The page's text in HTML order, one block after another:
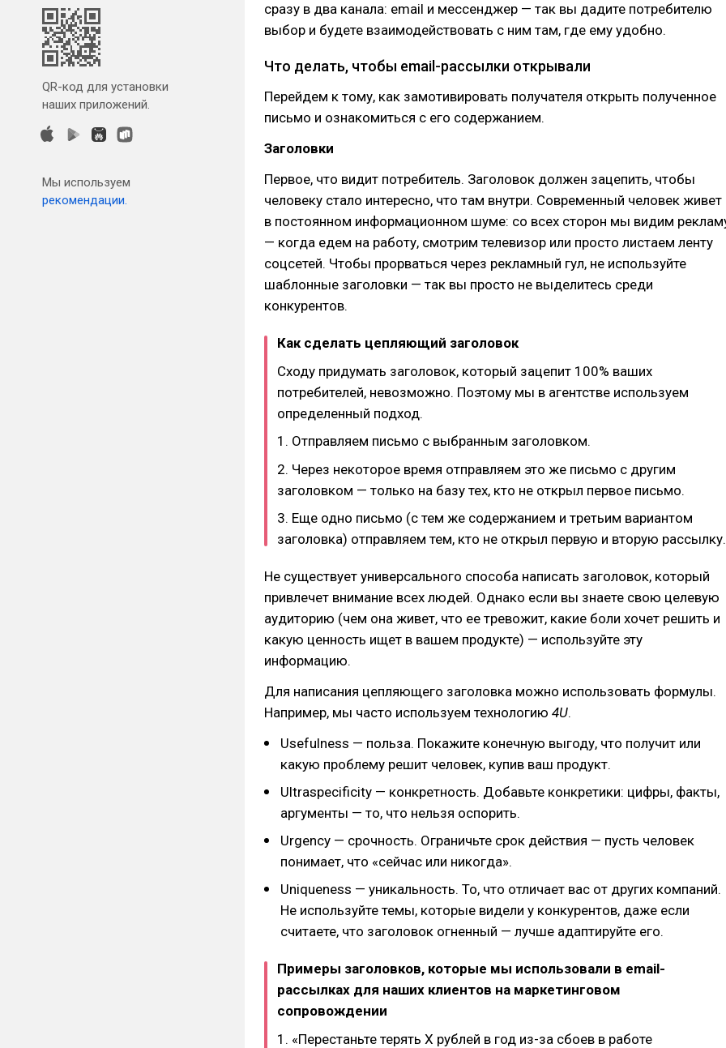
QR-код для установки
наших приложений.
Мы используем
рекомендации.
сразу в два канала: email и мессенджер — так вы дадите потребителю
выбор и будете взаимодействовать с ним там, где ему удобно.
Что делать, чтобы email-рассылки открывали
Перейдем к тому, как замотивировать получателя открыть полученное
письмо и ознакомиться с его содержанием.
Заголовки
Первое, что видит потребитель. Заголовок должен зацепить, чтобы
человеку стало интересно, что там внутри. Современный человек живет
в постоянном информационном шуме: со всех сторон мы видим
— когда едем на работу, смотрим телевизор или просто листаем ленту
соцсетей. Чтобы прорваться через рекламный гул, не используйте
шаблонные заголовки — так вы просто не выделитесь среди
конкурентов.
Как сделать цепляющий заголовок
Сходу придумать заголовок, который зацепит 100% ваших
потребителей, невозможно. Поэтому мы в агентстве используем
определенный подход.
1. Отправляем письмо с выбранным заголовком.
2. Через некоторое время отправляем это же письмо с другим
заголовком — только на базу тех, кто не открыл первое письмо.
3. Еще одно письмо (с тем же содержанием и третьим вариантом
заголовка) отправляем тем, кто не открыл первую и вторую рассылку.
Не существует универсального способа написать заголовок, который
привлечет внимание всех людей. Однако если вы знаете свою целевую
аудиторию (чем она живет, что ее тревожит, какие боли хочет решить и
какую ценность ищет в вашем продукте) — используйте эту
информацию.
Для написания цепляющего заголовка можно использовать формулы.
Например, мы часто используем технологию 4U.
Usefulness — польза. Покажите конечную выгоду, что получит или
какую проблему решит человек, купив ваш продукт.
Ultraspecificity — конкретность. Добавьте конкретики: цифры, факты,
аргументы — то, что нельзя оспорить.
Urgency — срочность. Ограничьте срок действия — пусть человек
понимает, что «сейчас или никогда».
Uniqueness — уникальность. То, что отличает вас от других компаний.
Не используйте темы, которые видели у конкурентов, даже если
считаете, что заголовок огненный — лучше адаптируйте его.
Примеры заголовков, которые мы использовали в email-
рассылках для наших клиентов на маркетинговом
сопровождении
1. «Перестаньте терять Х рублей в год из-за сбоев в работе